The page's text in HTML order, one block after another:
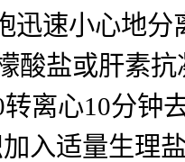
迅速小心地分
酸盐或肝素
离心10分钟
入适量生理